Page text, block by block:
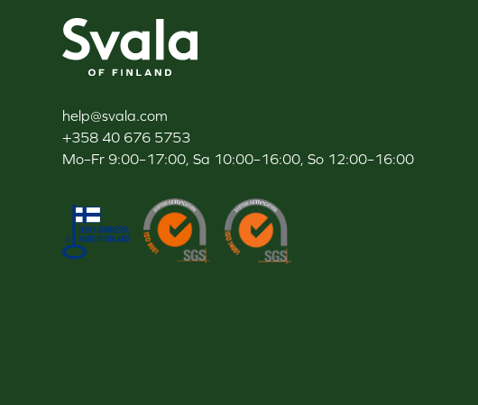
Svala
help@svala.com
+358 40 676 5753
Mo–Fr 9:00–17:00, Sa 10:00–16:00, So 12:00–16:00